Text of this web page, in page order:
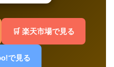
🛒 楽天市場で見る
で見る